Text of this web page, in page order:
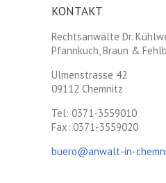
KONTAKT
Rechtsanwälte Dr.
Pfannkuch, Braun &
Ulmenstrasse 42
09112 Chemnitz
Tel: 0371-3559010
Fax: 0371-3559020
buero@anwalt-in-